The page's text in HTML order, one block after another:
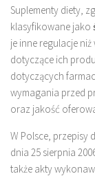
Suplementy diety,
klasyfikowane jako
je inne regulacje
dotyczące ich
dotyczących
wymagania przed
oraz jakość
W Polsce, przepisy
dnia 25 sierpnia
także akty